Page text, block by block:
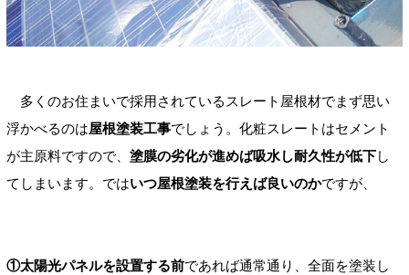
多くのお住まいで採用されているスレート屋根材でまず思い
浮かべるのは屋根塗装工事でしょう。化粧スレートはセメント
が主原料ですので、 塗膜の劣化が進めば吸水し耐久性が低下し
てしまいます。ではいつ屋根塗装を行えば良いのかですが、
①太陽光パネルを設置する前であれば通常通り、全面を塗装し